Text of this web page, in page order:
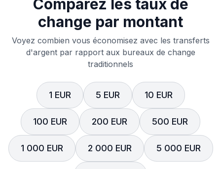
Comparez les taux de
change par montant
Voyez combien vous économisez avec les transferts
d'argent par rapport aux bureaux de change
traditionnels
1 EUR 5 EUR 10 EUR
100 EUR 200 EUR 500 EUR
1 000 EUR 2 000 EUR 5 000 EUR